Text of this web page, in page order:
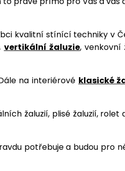
kvalitní stínící techniky v
vertikální žaluzie, venkovní
na interiérové klasické
žaluzií, plisé žaluzií,
potřebuje a budou pro